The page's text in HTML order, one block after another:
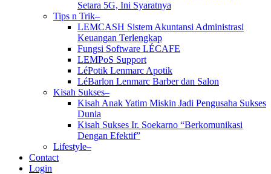
Setara 5G, Ini Syaratnya
Tips n Trik–
LEMCASH Sistem Akuntansi Administrasi
Keuangan Terlengkap
Fungsi Software LÉCAFE
LEMPoS Support
LéPotik Lenmarc Apotik
LéBarlon Lenmarc Barber dan Salon
Kisah Sukses–
Kisah Anak Yatim Miskin Jadi Pengusaha Sukses
Dunia
Kisah Sukses Ir. Soekarno “Berkomunikasi
Dengan Efektif”
Lifestyle–
Contact
Login